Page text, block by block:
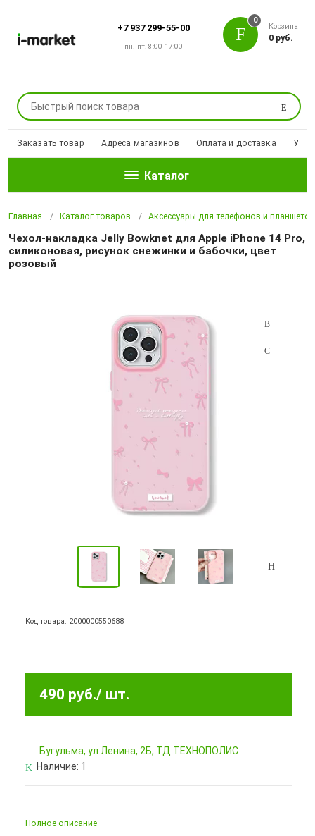
+7 937 299-55-00
пн.-пт. 8:00-17:00
Поиск
0
Корзина
0 руб.
Заказать товар Адреса магазинов Оплата и доставка
Каталог
Главная Каталог товаров Аксессуары для телефонов и планшетов
Чехол-накладка Jelly Bowknet для Apple iPhone 14 Pro,
силиконовая, рисунок снежинки и бабочки, цвет
розовый
Код товара: 2000000550688
490 руб./ шт.
Бугульма, ул.Ленина, 2Б, ТД ТЕХНОПОЛИС
Наличие: 1
Полное описание